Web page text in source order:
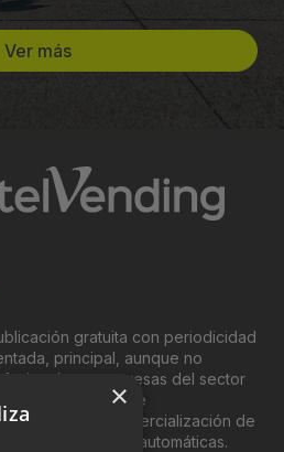
Ver más
gratuita con periodicidad
principal, aunque no
y empresas del sector
el que se conoce
a la comercialización de
de máquinas automáticas.
×